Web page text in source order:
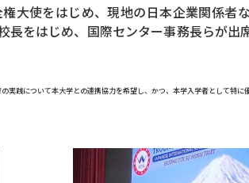
使をはじめ、現地の日本企業関係者
をはじめ、国際センター事務長らが出
践について本大学との連携協力を希望し、かつ、本学入学者として特